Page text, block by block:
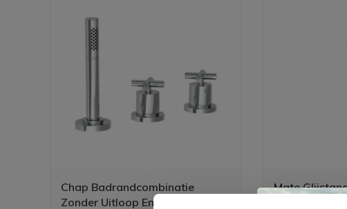
Chap Badrandcombinatie
Zonder Uitloop En 2-Weg
Mate